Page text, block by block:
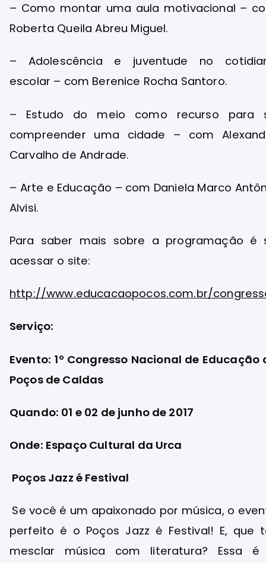
– Como montar uma aula motivacional –
Roberta Queila Abreu Miguel.
– Adolescência e juventude no
escolar – com Berenice Rocha Santoro.
– Estudo do meio como recurso para
compreender uma cidade – com
Carvalho de Andrade.
– Arte e Educação – com Daniela Marco
Alvisi.
Para saber mais sobre a programação é
acessar o site:
http://www.educacaopocos.com.br/
Serviço:
Evento: 1º Congresso Nacional de Educação
Poços de Caldas
Quando: 01 e 02 de junho de 2017
Onde: Espaço Cultural da Urca
Poços Jazz é Festival
Se você é um apaixonado por música, o
perfeito é o Poços Jazz é Festival! E, que
mesclar música com literatura? Essa